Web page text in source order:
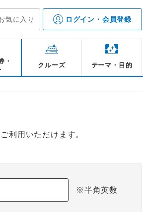
気に入り ログイン・会員登録
・
クルーズ テーマ・目的
利用いただけます。
※半角英数